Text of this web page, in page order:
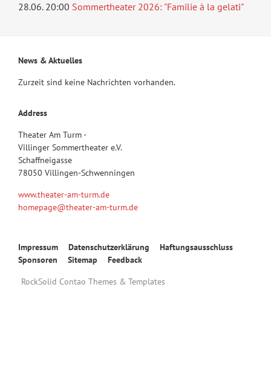
28.06. 20:00 Sommertheater 2026: "Familie à la gelati"
News & Aktuelles
Zurzeit sind keine Nachrichten vorhanden.
Address
Theater Am Turm -
Villinger Sommertheater e.V.
Schaffneigasse
78050 Villingen-Schwenningen
www.theater-am-turm.de
homepage@theater-am-turm.de
Navigation
überspringen
Impressum Datenschutzerklärung
Haftungsausschluss
Sponsoren
Sitemap
Feedback
RockSolid Contao Themes & Templates